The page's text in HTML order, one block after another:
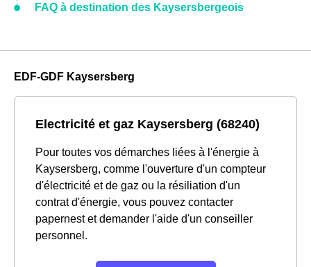
FAQ à destination des Kaysersbergeois
EDF-GDF Kaysersberg
Electricité et gaz Kaysersberg (68240)
Pour toutes vos démarches liées à l'énergie à
Kaysersberg, comme l'ouverture d'un compteur
d'électricité et de gaz ou la résiliation d'un
contrat d'énergie, vous pouvez contacter
papernest et demander l'aide d'un conseiller
personnel.